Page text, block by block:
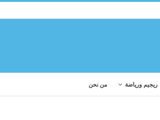
ريجيم ورياضة من نحن